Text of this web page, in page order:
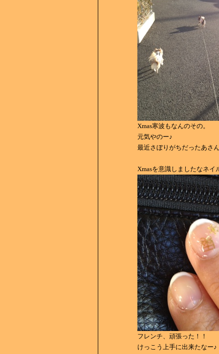
Xmas寒波もなんのその。
元気やのー♪
最近さぼりがちだったあさ
Xmasを意識しましたなネイ
フレンチ、頑張った！！
けっこう上手に出来たなー♪